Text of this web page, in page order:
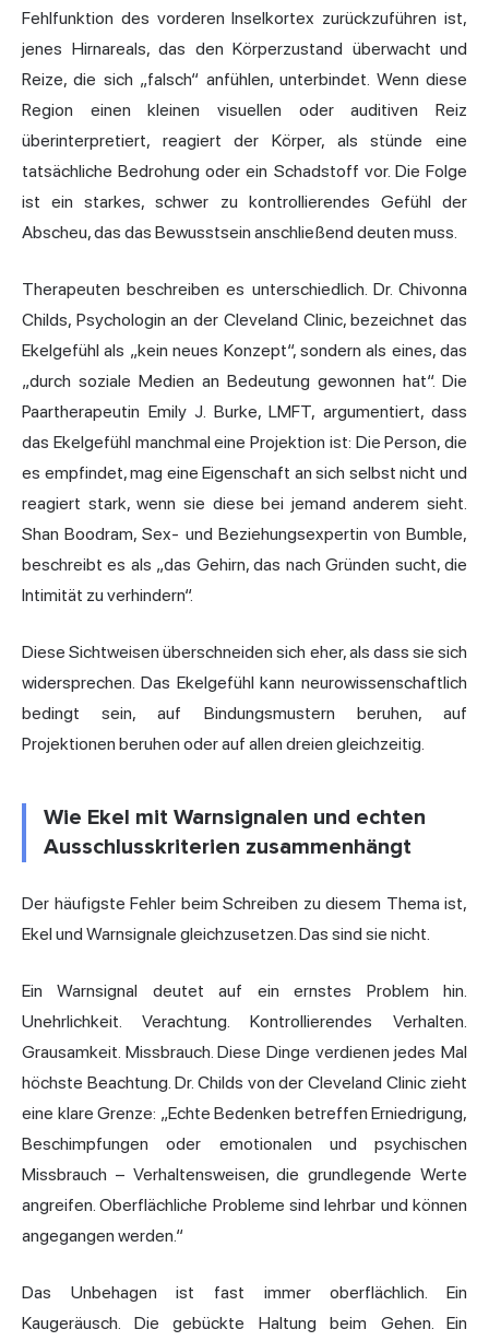
Fehlfunktion des vorderen Inselkortex zurückzuführen ist,
jenes Hirnareals, das den Körperzustand überwacht und
Reize, die sich „falsch“ anfühlen, unterbindet. Wenn diese
Region einen kleinen visuellen oder auditiven Reiz
überinterpretiert, reagiert der Körper, als stünde eine
tatsächliche Bedrohung oder ein Schadstoff vor. Die Folge
ist ein starkes, schwer zu kontrollierendes Gefühl der
Abscheu, das das Bewusstsein anschließend deuten muss.
Therapeuten beschreiben es unterschiedlich. Dr. Chivonna
Childs, Psychologin an der Cleveland Clinic, bezeichnet das
Ekelgefühl als „kein neues Konzept“, sondern als eines, das
„durch soziale Medien an Bedeutung gewonnen hat“. Die
Paartherapeutin Emily J. Burke, LMFT, argumentiert, dass
das Ekelgefühl manchmal eine Projektion ist: Die Person, die
es empfindet, mag eine Eigenschaft an sich selbst nicht und
reagiert stark, wenn sie diese bei jemand anderem sieht.
Shan Boodram, Sex- und Beziehungsexpertin von Bumble,
beschreibt es als „das Gehirn, das nach Gründen sucht, die
Intimität zu verhindern“.
Diese Sichtweisen überschneiden sich eher, als dass sie sich
widersprechen. Das Ekelgefühl kann neurowissenschaftlich
bedingt sein, auf Bindungsmustern beruhen, auf
Projektionen beruhen oder auf allen dreien gleichzeitig.
Wie Ekel mit Warnsignalen und echten
Ausschlusskriterien zusammenhängt
Der häufigste Fehler beim Schreiben zu diesem Thema ist,
Ekel und Warnsignale gleichzusetzen. Das sind sie nicht.
Ein Warnsignal deutet auf ein ernstes Problem hin.
Unehrlichkeit. Verachtung. Kontrollierendes Verhalten.
Grausamkeit. Missbrauch. Diese Dinge verdienen jedes Mal
höchste Beachtung. Dr. Childs von der Cleveland Clinic zieht
eine klare Grenze: „Echte Bedenken betreffen Erniedrigung,
Beschimpfungen oder emotionalen und psychischen
Missbrauch – Verhaltensweisen, die grundlegende Werte
angreifen. Oberflächliche Probleme sind lehrbar und können
angegangen werden.“
Das Unbehagen ist fast immer oberflächlich. Ein
Kaugeräusch. Die gebückte Haltung beim Gehen. Ein